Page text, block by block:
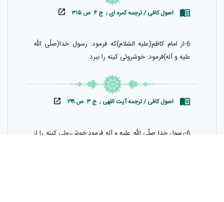
اصول كافى / ترجمه كمره اى ; ج ۴ ص ۳۱۵
6-از امام كاظم(عليه السّلام)كه فرمود: رسول خدا(صلّى الله
عليه و آله)فرمود: خوشروئى كينه را ببرد.
اصول کافی / ترجمه آیت اللهی ; ج ۳ ص ۲۹۹
6-رسول خدا صلّى اللّه عليه و آله فرمود:خوش‌روئى كينه را از